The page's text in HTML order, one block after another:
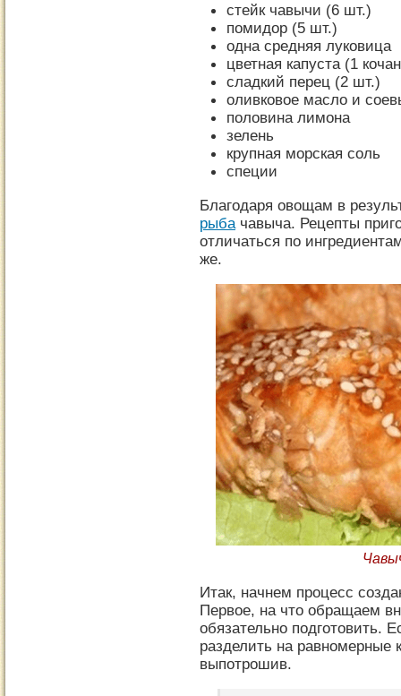
стейк чавычи (6 шт.)
помидор (5 шт.)
одна средняя луковица
цветная капуста (1
сладкий перец (2 шт.)
оливковое масло и
половина лимона
зелень
крупная морская соль
специи
Благодаря овощам в
рыбачавыча. Рецепты
отличаться по
же.
Итак, начнем процесс
Первое, на что обращаем
обязательно подготовить.
разделить на равномерные
выпотрошив.